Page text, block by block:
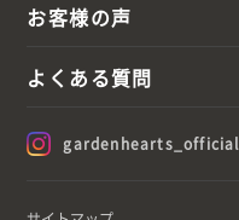
お客様の声
よくある質問
gardenhearts_official